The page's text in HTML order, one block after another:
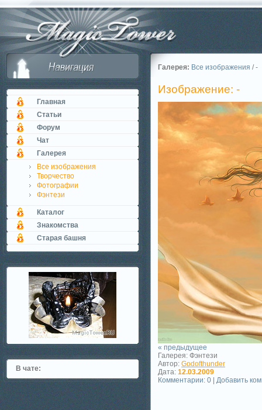
Главная
Статьи
Форум
Чат
Галерея
Все изображения
Творчество
Фотографии
Фэнтези
Каталог
Знакомства
Старая башня
В чате:
Галерея: Все изображения / -
Изображение: -
« предыдущее
Галерея: Фэнтези
Автор: Godofthunder
Дата: 12.03.2009
Комментарии: 0 | Добавить